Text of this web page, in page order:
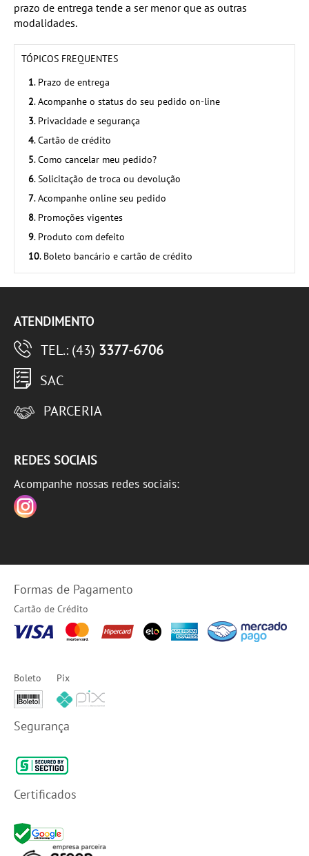
prazo de entrega tende a ser menor que as outras
modalidades.
TÓPICOS FREQUENTES
1. Prazo de entrega
2. Acompanhe o status do seu pedido on-line
3. Privacidade e segurança
4. Cartão de crédito
5. Como cancelar meu pedido?
6. Solicitação de troca ou devolução
7. Acompanhe online seu pedido
8. Promoções vigentes
9. Produto com defeito
10. Boleto bancário e cartão de crédito
ATENDIMENTO
TEL.: (43) 3377-6706
SAC
PARCERIA
REDES SOCIAIS
Acompanhe nossas redes sociais:
Formas de Pagamento
Cartão de Crédito
Boleto Pix
Segurança
Certificados